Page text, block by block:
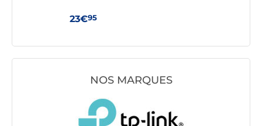
23€95
NOS MARQUES